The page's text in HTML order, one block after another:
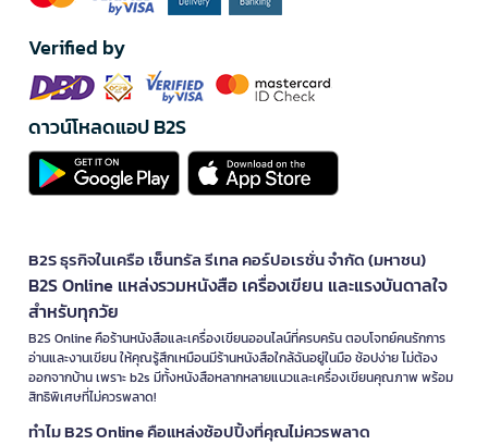
Verified by
ดาวน์โหลดแอป B2S
B2S ธุรกิจในเครือ เซ็นทรัล รีเทล คอร์ปอเรชั่น จำกัด (มหาชน)
B2S Online แหล่งรวมหนังสือ เครื่องเขียน และแรงบันดาลใจ
สำหรับทุกวัย
B2S Online คือร้านหนังสือและเครื่องเขียนออนไลน์ที่ครบครัน ตอบโจทย์คนรักการ
อ่านและงานเขียน ให้คุณรู้สึกเหมือนมีร้านหนังสือใกล้ฉันอยู่ในมือ ช้อปง่าย ไม่ต้อง
ออกจากบ้าน เพราะ b2s มีทั้งหนังสือหลากหลายแนวและเครื่องเขียนคุณภาพ พร้อม
สิทธิพิเศษที่ไม่ควรพลาด!
ทำไม B2S Online คือแหล่งช้อปปิ้งที่คุณไม่ควรพลาด